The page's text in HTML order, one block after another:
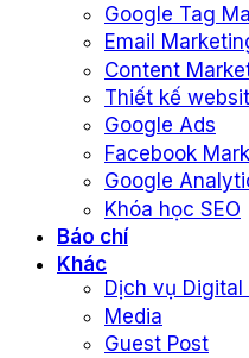
Google Tag
Email
Content
Thiết kế
Google Ads
Facebook
Google
Khóa học SEO
Báo chí
Khác
Dịch vụ
Media
Guest Post